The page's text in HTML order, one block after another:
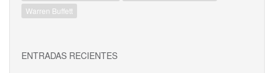
Warren Buffett
ENTRADAS RECIENTES